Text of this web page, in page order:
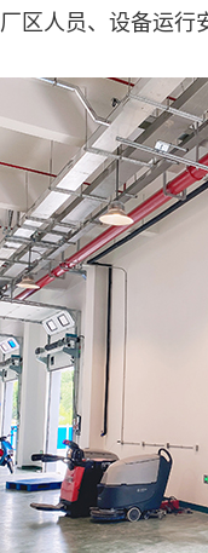
区人员、设备运行